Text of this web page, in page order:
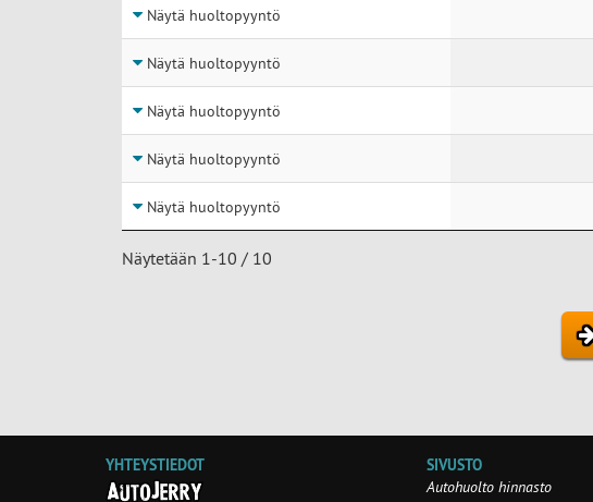
Näytä huoltopyyntö
Näytä huoltopyyntö
Näytä huoltopyyntö
Näytä huoltopyyntö
Näytä huoltopyyntö
Näytetään 1-10 / 10
YHTEYSTIEDOT
SIVUSTO
Autohuolto hinnasto